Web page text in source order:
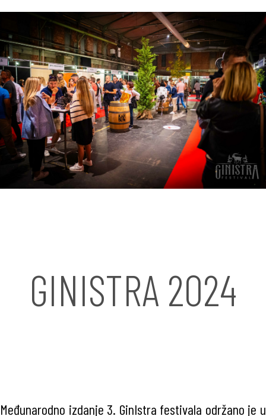
GINISTRA 2024
Međunarodno izdanje 3. GinIstra festivala održano je u